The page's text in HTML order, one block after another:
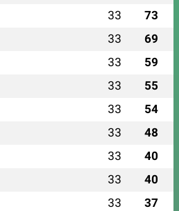
33 73
33 69
33 59
33 55
33 54
33 48
33 40
33 40
33 37